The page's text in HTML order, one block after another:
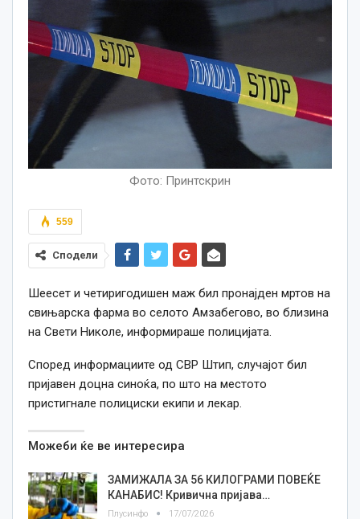
Фото: Принтскрин
559
Сподели
Шеесет и четиригодишен маж бил пронајден мртов на
свињарска фарма во селото Амзабегово, во близина
на Свети Николе, информираше полицијата.
Според информациите од СВР Штип, случајот бил
пријавен доцна синоќа, по што на местото
пристигнале полициски екипи и лекар.
Можеби ќе ве интересира
ЗАМИЖАЛА ЗА 56 КИЛОГРАМИ ПОВЕЌЕ
КАНАБИС! Кривична пријава…
Плусинфо 17/07/2026